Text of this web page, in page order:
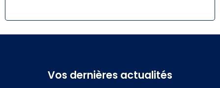
Vos dernières actualités